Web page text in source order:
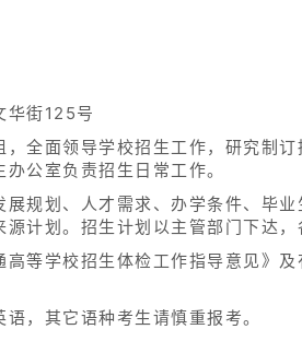
华街125号
全面领导学校招生工作，研究制
公室负责招生日常工作。
规划、人才需求、办学条件、毕
计划。招生计划以主管部门下达，
等学校招生体检工作指导意见》
，其它语种考生请慎重报考。